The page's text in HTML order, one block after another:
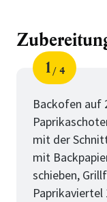
Schritt
1
von
4
Backofen auf
mit der
mit
schieben,
Paprikaviertel